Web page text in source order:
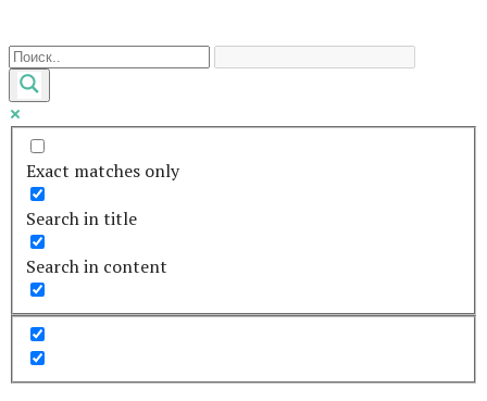
к
контенту
Exact matches only
Search in title
Search in content